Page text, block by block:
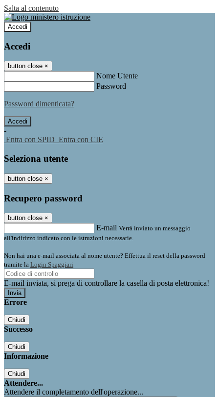
Salta al contenuto
Accedi
Accedi
button close ×
Nome Utente
Password
Password dimenticata?
-
Entra con SPID Entra con CIE
Seleziona utente
button close ×
Recupero password
button close ×
E-mail Verrà inviato un messaggio
all'indirizzo indicato con le istruzioni necessarie.
Non hai una e-mail associata al nome utente? Effettua il reset della password
tramite la Login Spaggiari
E-mail inviata, si prega di controllare la casella di posta elettronica!
Errore
Chiudi
Successo
Chiudi
Informazione
Chiudi
Attendere...
Attendere il completamento dell'operazione...